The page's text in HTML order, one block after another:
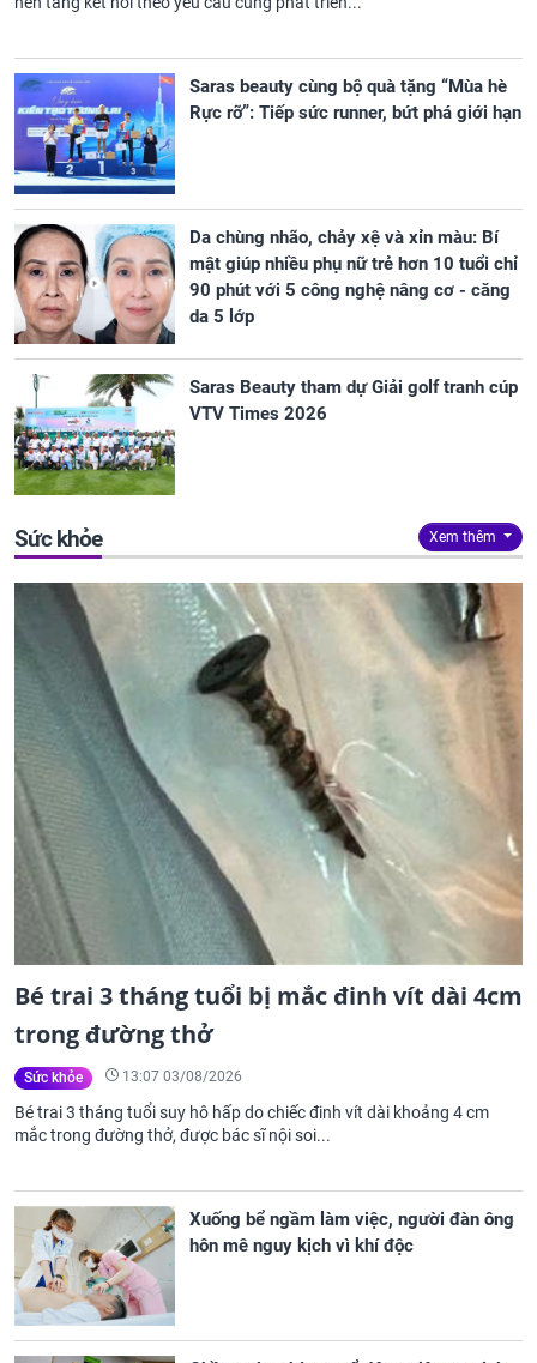
Saras beauty cùng bộ quà tặng “Mùa hè
Rực rỡ”: Tiếp sức runner, bứt phá giới hạn
Da chùng nhão, chảy xệ và xỉn màu: Bí
mật giúp nhiều phụ nữ trẻ hơn 10 tuổi chỉ
90 phút với 5 công nghệ nâng cơ - căng
da 5 lớp
Saras Beauty tham dự Giải golf tranh cúp
VTV Times 2026
Sức khỏe Xem thêm
Bé trai 3 tháng tuổi bị mắc đinh vít dài 4cm
trong đường thở
Sức khỏe 13:07 03/08/2026
Bé trai 3 tháng tuổi suy hô hấp do chiếc đinh vít dài khoảng 4 cm
mắc trong đường thở, được bác sĩ nội soi...
Xuống bể ngầm làm việc, người đàn ông
hôn mê nguy kịch vì khí độc